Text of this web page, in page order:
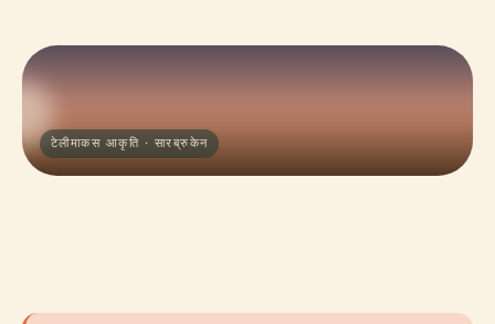
टेलीमाकस आकृति · सारब्रुकेन